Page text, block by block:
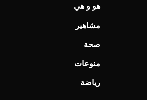
هو و هي
مشاهير
صحة
منوعات
رياضة